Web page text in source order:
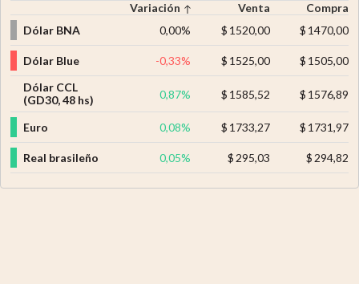
Variación Venta
Compra
Dólar BNA
0,00% $ 1520,00 $ 1470,00
Dólar Blue -0,33% $ 1525,00 $ 1505,00
Dólar CCL
(GD30, 48 hs)
0,87% $ 1585,52 $ 1576,89
Euro 0,08% $ 1733,27 $ 1731,97
Real brasileño 0,05% $ 295,03 $ 294,82